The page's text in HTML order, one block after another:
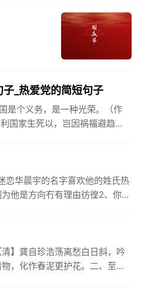
_热爱党的简短句子
是个义务，是一种光荣。（作
国家生死以，岂因祸福避趋
恋华晨宇的名字喜欢他的姓氏热
他是方向冇有理由彷徨2、你的
】龚自珍浩荡离愁白日斜，吟
，化作春泥更护花。二、至今